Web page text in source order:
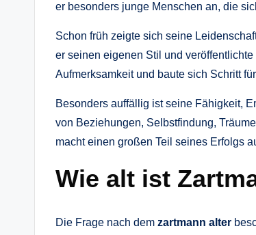
er besonders junge Menschen an, die
Schon früh zeigte sich seine
er seinen eigenen Stil und
Aufmerksamkeit und baute sich Schritt
Besonders auffällig ist seine Fähigkeit,
von Beziehungen, Selbstfindung,
macht einen großen Teil seines Erfolgs
Wie alt ist
Die Frage nach dem zartmann alter